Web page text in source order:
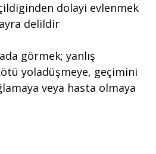
dolayi evlenmek
delildir
görmek; yanlış
yoladüşmeye, geçimini
veya hasta olmaya